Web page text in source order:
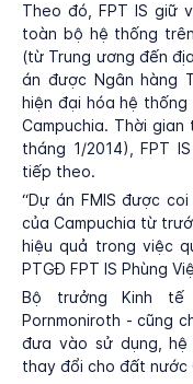
Theo đó, FPT IS giữ
toàn bộ hệ thống
(từ Trung ương đến
án được Ngân hàng
hiện đại hóa hệ thống
Campuchia. Thời
tháng 1/2014), FPT
tiếp theo.
“Dự án FMIS được
của Campuchia từ
hiệu quả trong việc
PTGĐ FPT IS Phùng
Bộ trưởng Kinh tế
Pornmoniroth - cũng
đưa vào sử dụng,
thay đổi cho đất nước